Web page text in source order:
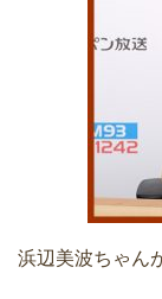
浜辺美波ちゃん